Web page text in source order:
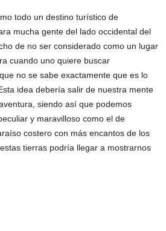
todo un destino turístico de
mucha gente del lado occidental del
de no ser considerado como un lugar
cuando uno quiere buscar
no se sabe exactamente que es lo
idea debería salir de nuestra mente
siendo así que podemos
y maravilloso como el de
costero con más encantos de los
tierras podría llegar a mostrarnos